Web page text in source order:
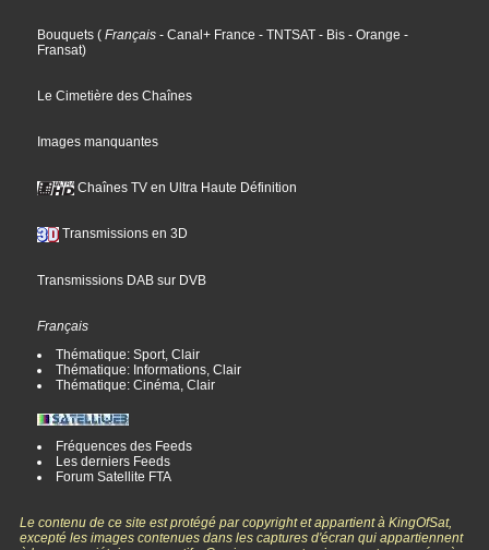
Bouquets ( Français - Canal+ France - TNTSAT - Bis - Orange -
Fransat)
Le Cimetière des Chaînes
Images manquantes
Chaînes TV en Ultra Haute Définition
Transmissions en 3D
Transmissions DAB sur DVB
Français
Thématique: Sport, Clair
Thématique: Informations, Clair
Thématique: Cinéma, Clair
Fréquences des Feeds
Les derniers Feeds
Forum Satellite FTA
Le contenu de ce site est protégé par copyright et appartient à KingOfSat,
excepté les images contenues dans les captures d'écran qui appartiennent